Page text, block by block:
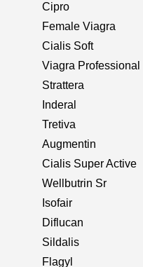
Cipro
Female Viagra
Cialis Soft
Viagra Professional
Strattera
Inderal
Tretiva
Augmentin
Cialis Super Active
Wellbutrin Sr
Isofair
Diflucan
Sildalis
Flagyl